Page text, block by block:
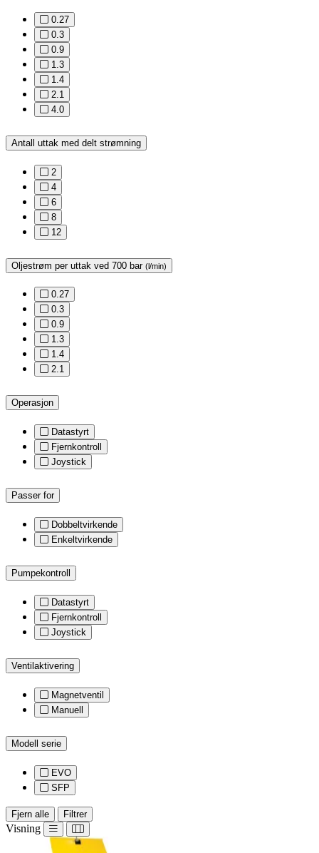
0.27
0.3
0.9
1.3
1.4
2.1
4.0
Antall uttak med delt strømning
2
4
6
8
12
Oljestrøm per uttak ved 700 bar (l/min)
0.27
0.3
0.9
1.3
1.4
2.1
Operasjon
Datastyrt
Fjernkontroll
Joystick
Passer for
Dobbeltvirkende
Enkeltvirkende
Pumpekontroll
Datastyrt
Fjernkontroll
Joystick
Ventilaktivering
Magnetventil
Manuell
Modell serie
EVO
SFP
Fjern alle Filtrer
Visning